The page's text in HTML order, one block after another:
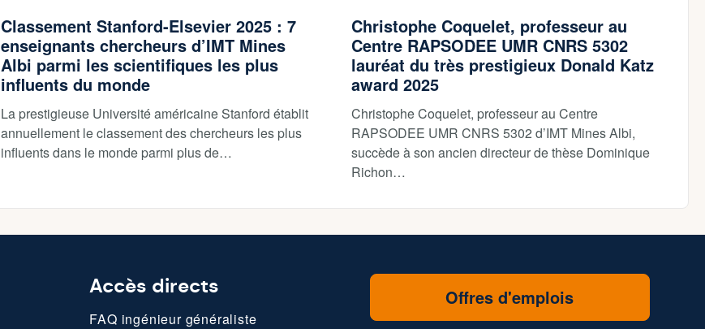
Classement Stanford-Elsevier 2025 : 7
enseignants chercheurs d’IMT Mines
Albi parmi les scientifiques les plus
influents du monde
La prestigieuse Université américaine Stanford établit
annuellement le classement des chercheurs les plus
influents dans le monde parmi plus de…
Christophe Coquelet, professeur au
Centre RAPSODEE UMR CNRS 5302
lauréat du très prestigieux Donald Katz
award 2025
Christophe Coquelet, professeur au Centre
RAPSODEE UMR CNRS 5302 d’IMT Mines Albi,
succède à son ancien directeur de thèse Dominique
Richon…
Accès directs
FAQ ingénieur généraliste
Offres d'emplois